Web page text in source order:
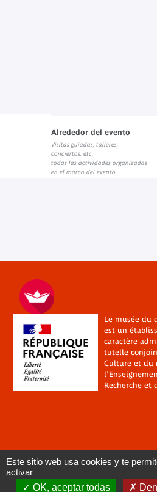
Alrededor del evento
Visitas guiadas, talleres,
conciertos, etc.
todas las actividades organizadas
en el marco del evento
Le musée du
est un
caractère
tutelle
Cultureet du
Recherche et
Este sitio web usa cookies y te
activar
OK, aceptar todas